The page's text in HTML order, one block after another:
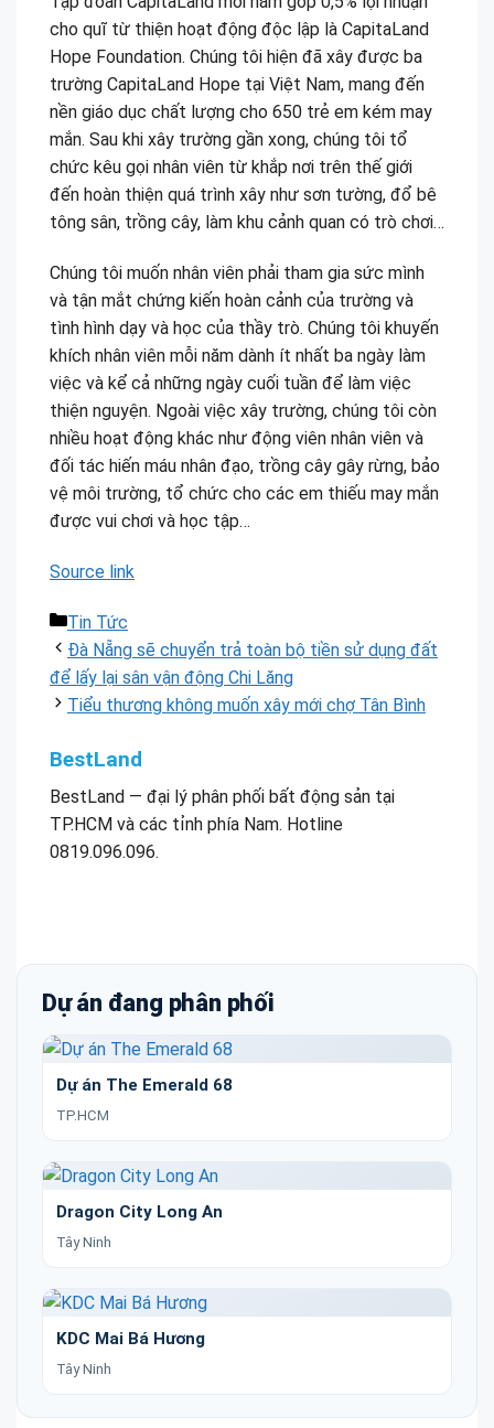
cho quĩ từ thiện hoạt động độc lập là CapitaLand
Hope Foundation. Chúng tôi hiện đã xây được ba
trường CapitaLand Hope tại Việt Nam, mang đến
nền giáo dục chất lượng cho 650 trẻ em kém may
mắn. Sau khi xây trường gần xong, chúng tôi tổ
chức kêu gọi nhân viên từ khắp nơi trên thế giới
đến hoàn thiện quá trình xây như sơn tường, đổ bê
tông sân, trồng cây, làm khu cảnh quan có trò chơi…
Chúng tôi muốn nhân viên phải tham gia sức mình
và tận mắt chứng kiến hoàn cảnh của trường và
tình hình dạy và học của thầy trò. Chúng tôi khuyến
khích nhân viên mỗi năm dành ít nhất ba ngày làm
việc và kể cả những ngày cuối tuần để làm việc
thiện nguyện. Ngoài việc xây trường, chúng tôi còn
nhiều hoạt động khác như động viên nhân viên và
đối tác hiến máu nhân đạo, trồng cây gây rừng, bảo
vệ môi trường, tổ chức cho các em thiếu may mắn
được vui chơi và học tập…
Source link
Danh
mục
Tin Tức
Đà Nẵng sẽ chuyển trả toàn bộ tiền sử dụng đất
để lấy lại sân vận động Chi Lăng
Tiểu thương không muốn xây mới chợ Tân Bình
BestLand
BestLand — đại lý phân phối bất động sản tại
TP.HCM và các tỉnh phía Nam. Hotline
0819.096.096.
Dự án đang phân phối
Dự án The Emerald 68
TP.HCM
Dragon City Long An
Tây Ninh
KDC Mai Bá Hương
Tây Ninh